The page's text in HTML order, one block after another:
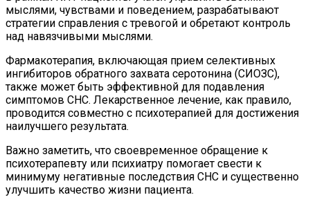
мыслями, чувствами и поведением, разрабатывают
стратегии справления с тревогой и обретают контроль
над навязчивыми мыслями.
Фармакотерапия, включающая прием селективных
ингибиторов обратного захвата серотонина (СИОЗС),
также может быть эффективной для подавления
симптомов СНС. Лекарственное лечение, как правило,
проводится совместно с психотерапией для достижения
наилучшего результата.
Важно заметить, что своевременное обращение к
психотерапевту или психиатру помогает свести к
минимуму негативные последствия СНС и существенно
улучшить качество жизни пациента.